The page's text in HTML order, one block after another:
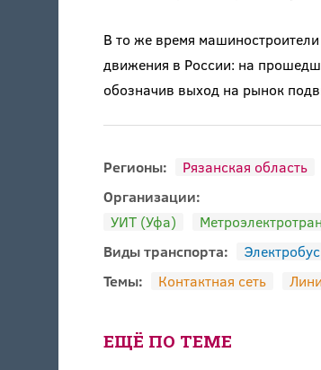
В то же время
движения в России: на
обозначив выход на рынок
Регионы: Рязанская область
Организации:
УИТ (Уфа)
Виды транспорта:
Электробус
Темы:
Контактная сеть
ЕЩЁ ПО ТЕМЕ